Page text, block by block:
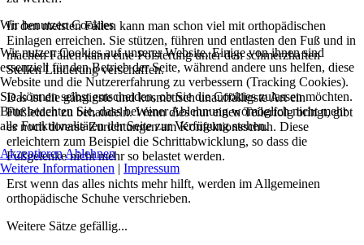
In den meisten Fällen kann man schon viel mit orthopädischen
Einlagen erreichen. Sie stützen, führen und entlasten den Fuß und in
machen Fällen kann eine Polsterung unter den schmerzhaften
Stellen Linderung verschaffen.
Das ist die gängigste und kosmetisch unauffälligste Art ein
Fußleiden zu behandeln. Wenn dies nur einen Teilerfolg bringt, gibt
es noch diverse Zurichtungen am Konfektionsschuh. Diese
erleichtern zum Beispiel die Schrittabwicklung, so dass die
Fußgelenke nicht mehr so belastet werden.
Erst wenn das alles nichts mehr hilft, werden im Allgemeinen
orthopädische Schuhe verschrieben.
Weitere Sätze gefällig...
Wir benutzen Cookies
Wir nutzen Cookies auf unserer Website. Einige von ihnen sind
essenziell für den Betrieb der Seite, während andere uns helfen, diese
Website und die Nutzererfahrung zu verbessern (Tracking Cookies).
Sie können selbst entscheiden, ob Sie die Cookies zulassen möchten.
Bitte beachten Sie, dass bei einer Ablehnung womöglich nicht mehr
alle Funktionalitäten der Seite zur Verfügung stehen.
AkzeptierenAblehnen
Weitere Informationen | Impressum